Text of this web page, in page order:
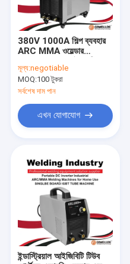
380V 1000A শিল্প ব্যবহার
ARC MMA ওয়েল্ডার
সংকেতের মেরু বদল
মূল্য:negotiable
MOQ:100 টুকরা
সর্বশেষ দাম পান
এখন যোগাযোগ
ইন্ডাস্ট্রিয়াল আইজিবিটি টিউব